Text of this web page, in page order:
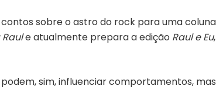
contos sobre o astro do rock para uma
Raule atualmente prepara a edição Raul e Eu
sim, influenciar comportamentos,